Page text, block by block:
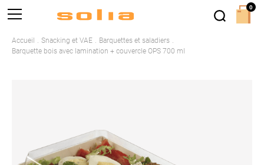
Accueil Snacking et VAE
Barquettes et saladiers
Barquette bois avec lamination + couvercle OPS 700 ml
0